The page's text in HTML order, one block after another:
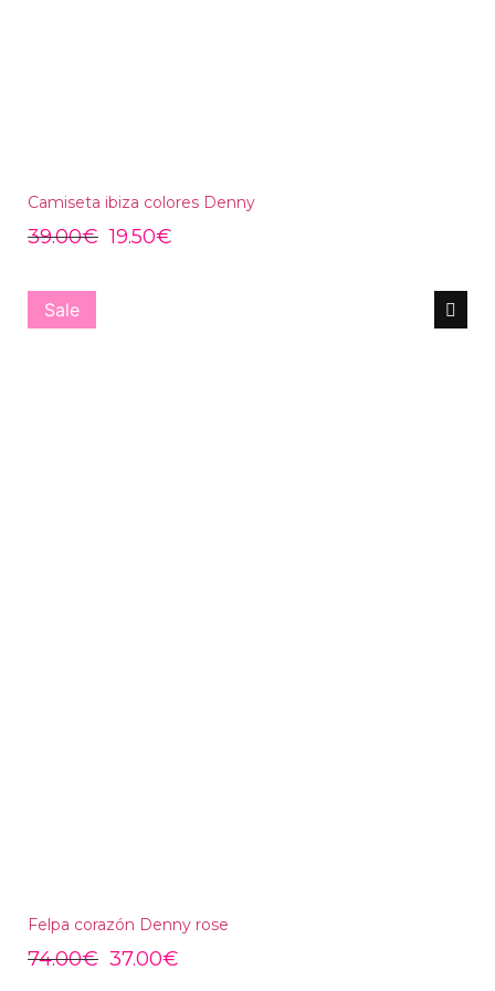
Camiseta ibiza colores Denny
39.00€ 19.50€
Sale
Felpa corazón Denny rose
74.00€ 37.00€